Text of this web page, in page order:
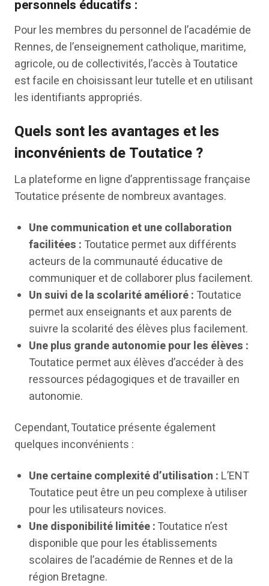
personnels éducatifs :
Pour les membres du personnel de l’académie de
Rennes, de l’enseignement catholique, maritime,
agricole, ou de collectivités, l’accès à Toutatice
est facile en choisissant leur tutelle et en utilisant
les identifiants appropriés.
Quels sont les avantages et les
inconvénients de Toutatice ?
La plateforme en ligne d’apprentissage française
Toutatice présente de nombreux avantages.
Une communication et une collaboration
facilitées : Toutatice permet aux différents
acteurs de la communauté éducative de
communiquer et de collaborer plus facilement.
Un suivi de la scolarité amélioré : Toutatice
permet aux enseignants et aux parents de
suivre la scolarité des élèves plus facilement.
Une plus grande autonomie pour les élèves :
Toutatice permet aux élèves d’accéder à des
ressources pédagogiques et de travailler en
autonomie.
Cependant, Toutatice présente également
quelques inconvénients :
Une certaine complexité d’utilisation : L’ENT
Toutatice peut être un peu complexe à utiliser
pour les utilisateurs novices.
Une disponibilité limitée :Toutatice n’est
disponible que pour les établissements
scolaires de l’académie de Rennes et de la
région Bretagne.